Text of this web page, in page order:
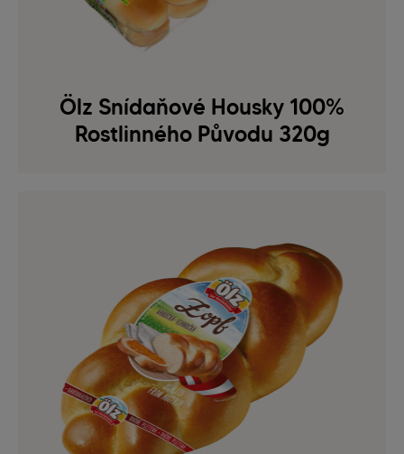
Ölz Snídaňové Housky 100%
Rostlinného Původu 320g